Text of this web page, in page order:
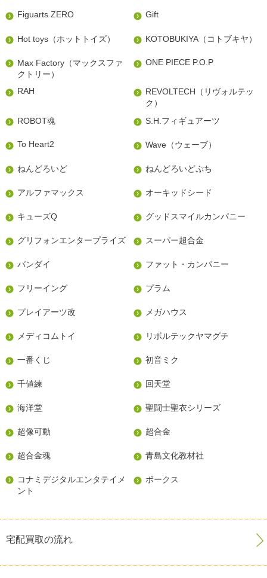
Figuarts ZERO Gift
Hot toys（ホットトイズ） KOTOBUKIYA（コトブキヤ）
Max Factory（マックスファ
クトリー）
ONE PIECE P.O.P
RAH
REVOLTECH（リヴォルテッ
ク）
ROBOT魂
S.H.フィギュアーツ
To Heart2 Wave（ウェーブ）
ねんどろいど ねんどろいどぷち
アルファマックス オーキッドシード
キューズQ グッドスマイルカンパニー
グリフォンエンタープライズ スーパー超合金
バンダイ ファット・カンパニー
フリーイング プラム
プレイアーツ改 メガハウス
メディコムトイ リボルテックヤマグチ
一番くじ 初音ミク
千値練 回天堂
海洋堂 聖闘士聖衣シリーズ
超像可動 超合金
超合金魂 青島文化教材社
コナミデジタルエンタテイメ
ント
ボークス
宅配買取の流れ